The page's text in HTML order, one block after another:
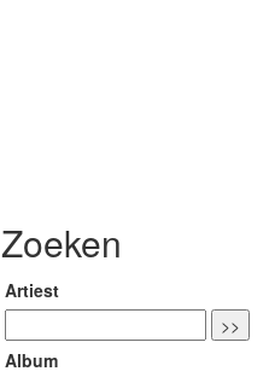
Zoeken
Artiest
Album